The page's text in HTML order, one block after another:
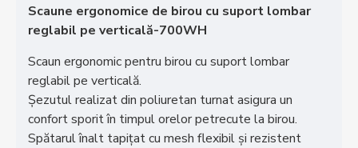
Scaune ergonomice de birou cu suport lombar
reglabil pe verticală-700WH
Scaun ergonomic pentru birou cu suport lombar
reglabil pe verticală.
Șezutul realizat din poliuretan turnat asigura un
confort sporit în timpul orelor petrecute la birou.
Spătarul înalt tapițat cu mesh flexibil și rezistent